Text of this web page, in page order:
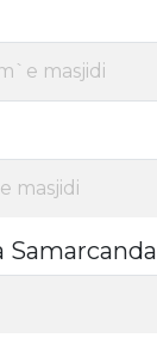
masjidi
masjidi
Samarcanda